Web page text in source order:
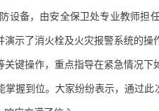
设备，由安全保卫处专业教师担
示了消火栓及火灾报警系统的
键操作，重点指导在紧急情况
掌握到位。大家纷纷表示，通过此